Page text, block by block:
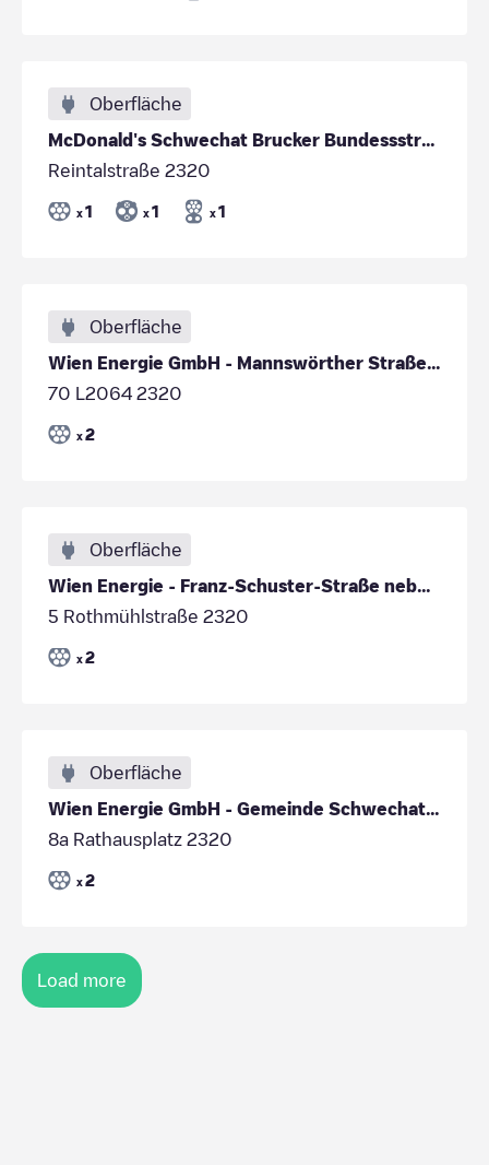
Oberfläche
McDonald's Schwechat Brucker Bundessstrasse
Reintalstraße 2320
x 1 x 1 x 1
Oberfläche
Wien Energie GmbH - Mannswörther Straße 57
70 L2064 2320
x 2
Oberfläche
Wien Energie - Franz-Schuster-Straße neben 1-3
5 Rothmühlstraße 2320
x 2
Oberfläche
Wien Energie GmbH - Gemeinde Schwechat Rathausplat
8a Rathausplatz 2320
x 2
Load more